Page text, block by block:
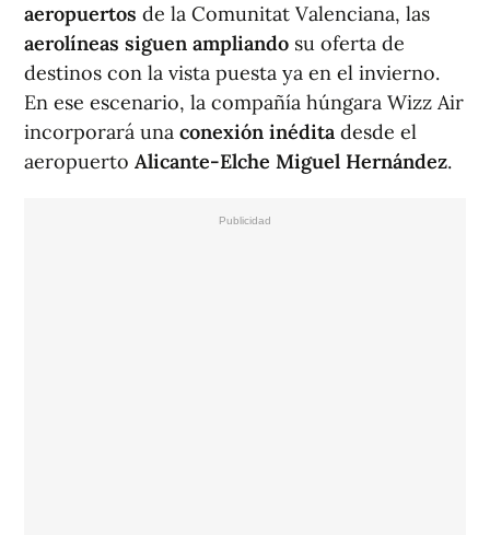
aeropuertos de la Comunitat Valenciana, las
aerolíneas siguen ampliando su oferta de
destinos con la vista puesta ya en el invierno.
En ese escenario, la compañía húngara Wizz Air
incorporará una conexión inédita desde el
aeropuerto Alicante-Elche Miguel Hernández.